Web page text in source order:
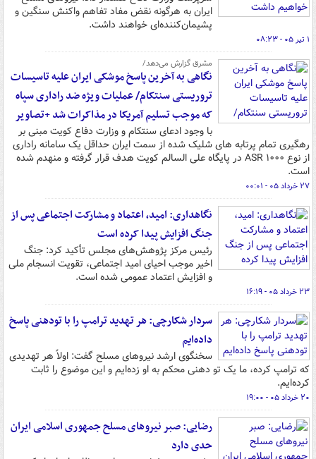
ایران به هرگونه نقض مفاد تفاهم واکنش سنگین و
پشیمان‌کننده‌ای خواهند داشت.
۱ تیر ۰۵ - ۰۸:۲۳
مشرق گزارش می‌دهد/
نگاهی به آخرین پاسخ موشکی ایران علیه تاسیسات
تروریستی سنتکام/ عملیات ویژه ضد راداری سپاه
که موجب تسلیم آمریکا در مذاکرات شد +تصاویر
با وجود ادعای سنتکام و وزارت دفاع کویت مبنی بر
رهگیری تمام پرتابه های شلیک شده از سمت ایران حداقل یک سامانه راداری
از نوع ASR ۱۰۰۰ در پایگاه علی السالم کویت هدف قرار گرفته و منهدم شده
است.
۲۷ خرداد ۰۵ - ۰۰:۰۱
نگاهداری: امید، اعتماد و مشارکت اجتماعی پس از
جنگ افزایش پیدا کرده است
رئیس مرکز پژوهش‌های مجلس تأکید کرد: جنگ
اخیر موجب احیای امید اجتماعی، تقویت انسجام ملی
و افزایش اعتماد عمومی شده است.
۲۳ خرداد ۰۵ - ۱۶:۱۹
سردار شکارچی: هر تهدید ترامپ را با تودهنی پاسخ
داده‌ایم
سخنگوی ارشد نیروهای مسلح گفت: اولاً هر تهدیدی
که ترامپ کرده، ما یک تو دهنی محکم به او زده‌ایم و این موضوع را ثابت
کرده‌ایم.
۲۰ خرداد ۰۵ - ۱۹:۰۰
رضایی: صبر نیروهای مسلح جمهوری اسلامی ایران
حدی دارد